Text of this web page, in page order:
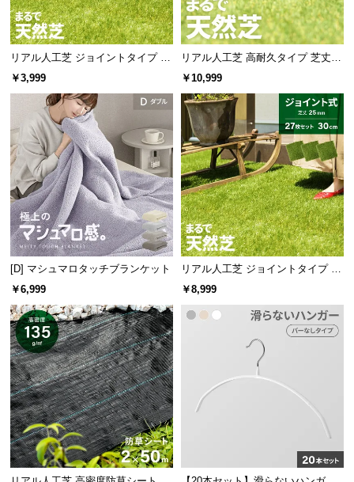
充実のアフターサービス
商品のお届けから、ご購入後のアフターサービスま
で、トータルでご満足頂けるように努めています。
安心と信頼の「3ヶ月保証」
3ヶ月保証
リアル人工芝 ジョイントタイプ 30
cm 9枚 芝丈25mm
￥3,999
リアル人工芝 高耐久タイプ 芝丈20
mm 1×10m 防草シート付（自然な
見た目追求・U字ピン）
￥10,999
[D] マシュマロタッチブランケット
￥6,999
リアル人工芝 ジョイントタイプ 30
cm 27枚 芝丈25mm
￥8,999